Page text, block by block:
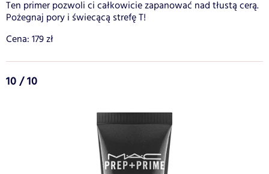
Ten primer pozwoli ci całkowicie zapanować nad tłustą cerą.
Pożegnaj pory i świecącą strefę T!
Cena: 179 zł
10 / 10